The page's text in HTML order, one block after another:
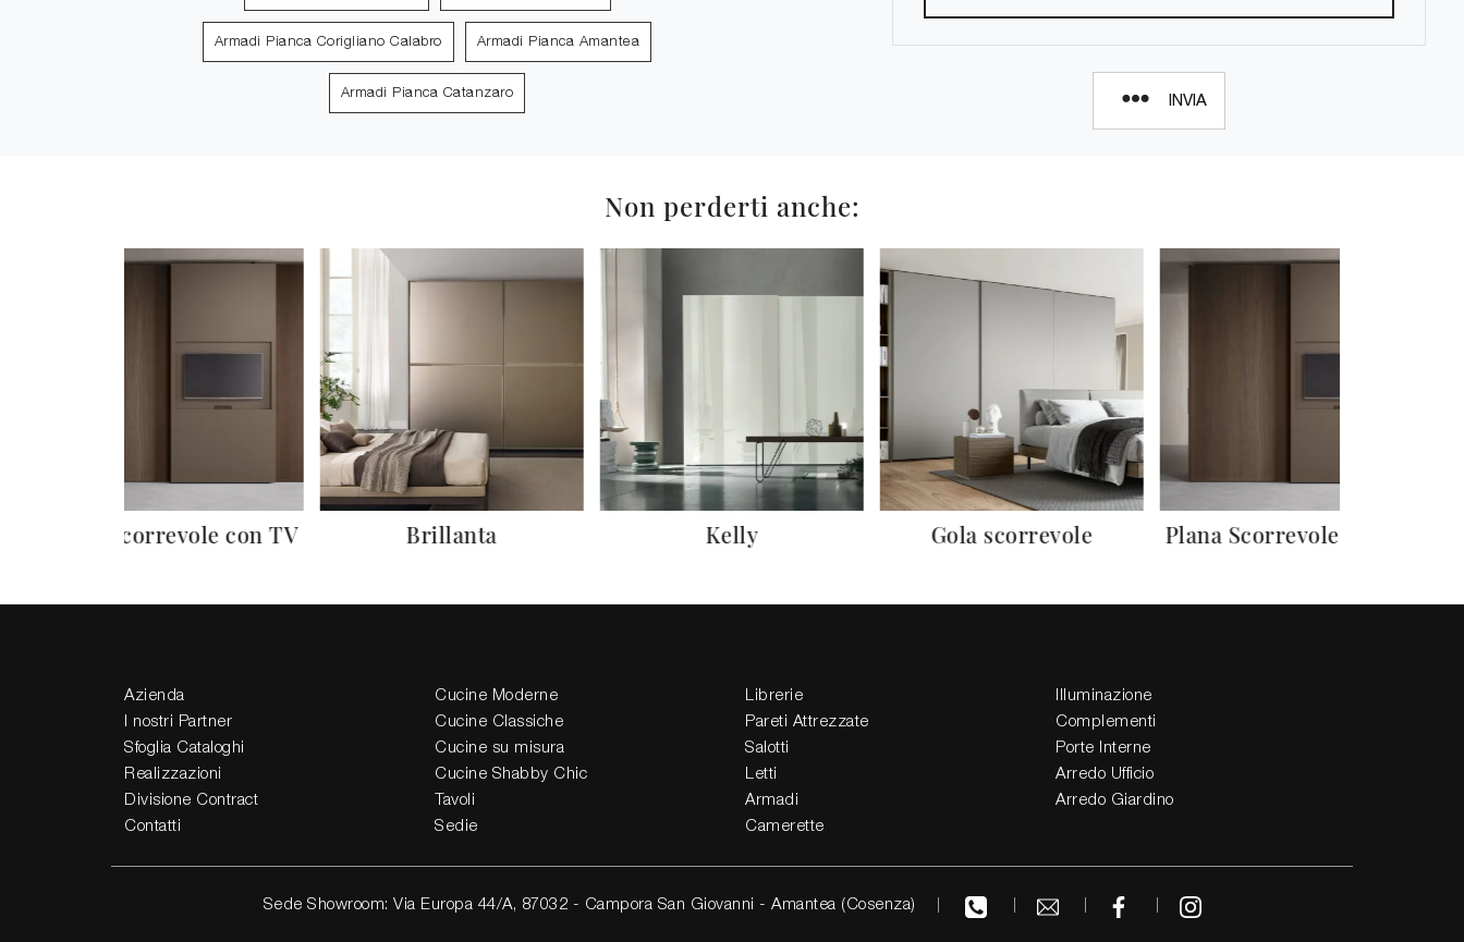
Armadi Pianca Corigliano Calabro Armadi Pianca Amantea
Armadi Pianca Catanzaro INVIA
Non perderti anche:
Plana Scorrevole con TV Brillanta Kelly Gola scorrevole Plana Scorrevole con TV
Azienda
I nostri Partner
Sfoglia Cataloghi
Realizzazioni
Divisione Contract
Contatti
Cucine Moderne
Cucine Classiche
Cucine su misura
Cucine Shabby Chic
Tavoli
Sedie
Librerie
Pareti Attrezzate
Salotti
Letti
Armadi
Camerette
Illuminazione
Complementi
Porte Interne
Arredo Ufficio
Arredo Giardino
Sede Showroom: Via Europa 44/A, 87032 - Campora San Giovanni - Amantea (Cosenza)